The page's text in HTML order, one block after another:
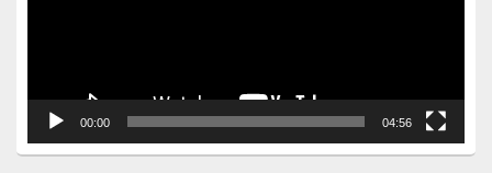
00:00 04:56